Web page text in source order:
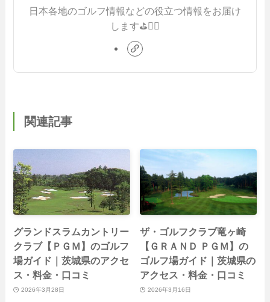
日本各地のゴルフ情報などの役立つ情報をお届け
します⛳️🏌️‍♂️
関連記事
グランドスラムカントリー
クラブ【ＰＧＭ】のゴルフ
場ガイド｜茨城県のアクセ
ス・料金・口コミ
2026年3月28日
ザ・ゴルフクラブ竜ヶ崎
【ＧＲＡＮＤ ＰＧＭ】の
ゴルフ場ガイド｜茨城県の
アクセス・料金・口コミ
2026年3月16日